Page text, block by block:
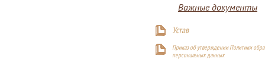
Важные документы
Устав
Приказ об утверждении Политики
персональных данных